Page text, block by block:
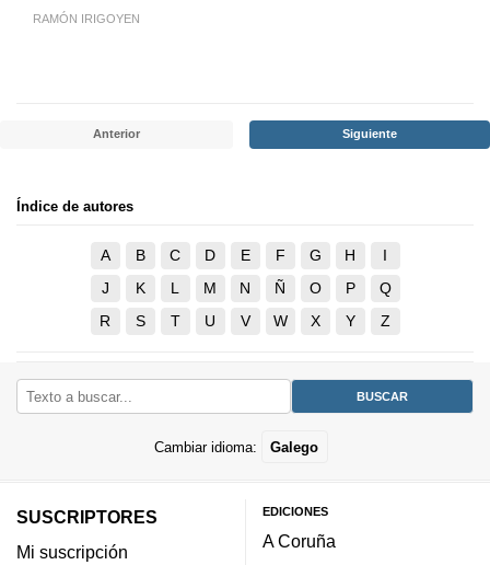
RAMÓN IRIGOYEN
Anterior Siguiente
Índice de autores
A B C D E F G H
I
J
K L M N Ñ O P
Q
R
S T U V W X Y Z
Cambiar idioma: Galego
SUSCRIPTORES
Mi suscripción
EDICIONES
A Coruña